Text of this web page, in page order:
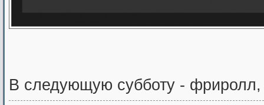
В следующую субботу -